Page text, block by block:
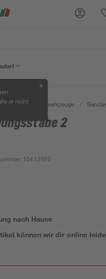
er nicht
✕
/ Handwerkzeuge /
2
: 10412925
nach Hause
können wir dir online